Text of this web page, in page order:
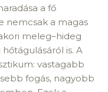
a fő
nemcsak a magas
meleg–hideg
is. A
vastagabb
fogás, nagyobb